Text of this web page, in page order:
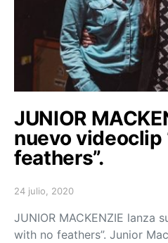
JUNIOR
nuevo videoclip
feathers”.
Posted on
24 julio, 2020
JUNIOR MACKENZIE lanza
with no feathers”. Junior